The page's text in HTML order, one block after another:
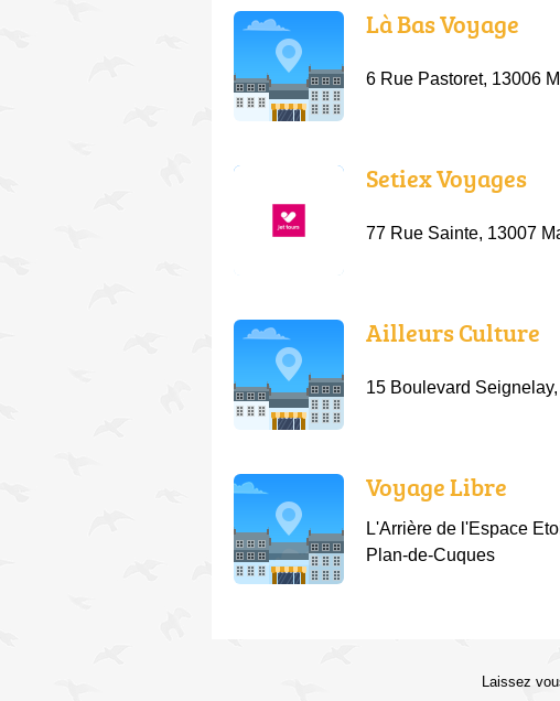
Là Bas Voyage
6 Rue Pastoret, 13006
Setiex Voyages
77 Rue Sainte, 13007
Ailleurs Culture
15 Boulevard
Voyage Libre
L'Arrière de l'Espace
Plan-de-Cuques
Laissez